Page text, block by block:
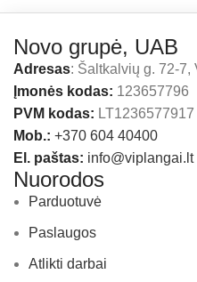
Novo grupė, UAB
Adresas: Šaltkalvių g. 72-7,
Įmonės kodas: 123657796
PVM kodas: LT1236577917
Mob.: +370 604 40400
El. paštas: info@viplangai.lt
Nuorodos
Parduotuvė
Paslaugos
Atlikti darbai